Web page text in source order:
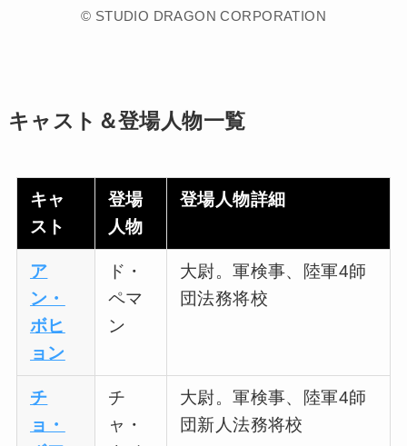
© STUDIO DRAGON CORPORATION
キャスト＆登場人物一覧
キャ
スト
登場
人物
登場人物詳細
ア
ン・
ボヒ
ョン
ド・
ペマ
ン
大尉。軍検事、陸軍4師
団法務将校
チ
ョ・
チ
ャ・
大尉。軍検事、陸軍4師
団新人法務将校